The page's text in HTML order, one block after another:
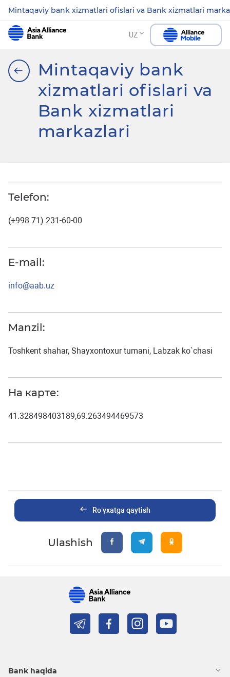
Mintaqaviy bank xizmatlari ofislari va Bank xizmatlari
UZ
Mintaqaviy bank
xizmatlari ofislari va
Bank xizmatlari
markazlari
Telefon:
(+998 71) 231-60-00
E-mail:
info@aab.uz
Manzil:
Toshkent shahar, Shayxontoxur tumani, Labzak ko`chasi
На карте:
41.328498403189,69.263494469573
Ro’yxatga qaytish
Ulashish
Bank haqida